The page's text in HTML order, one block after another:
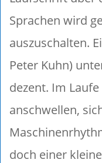
Sprachen wird
auszuschalten.
Peter Kuhn)
dezent. Im
anschwellen,
doch einer